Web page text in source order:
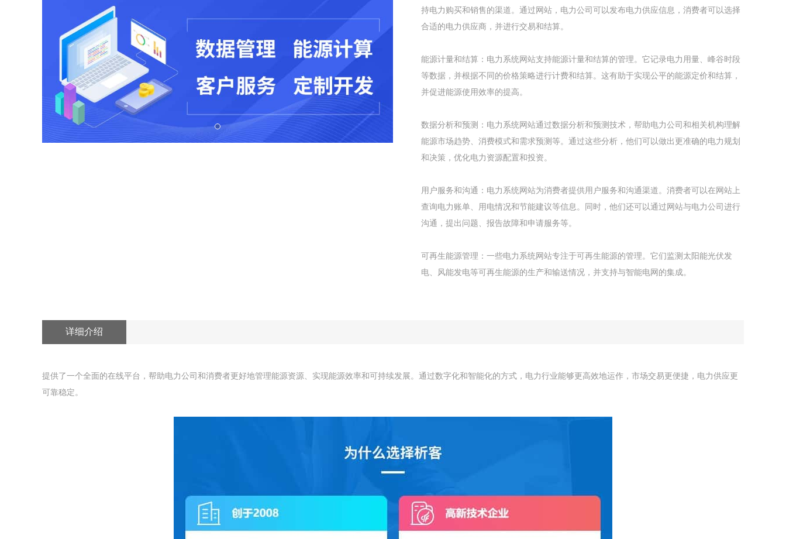
持电力购买和销售的渠道。通过网站，电力公司可以发布电力供应信息，消费者可以选择
合适的电力供应商，并进行交易和结算。
能源计量和结算：电力系统网站支持能源计量和结算的管理。它记录电力用量、峰谷时段
等数据，并根据不同的价格策略进行计费和结算。这有助于实现公平的能源定价和结算，
并促进能源使用效率的提高。
数据分析和预测：电力系统网站通过数据分析和预测技术，帮助电力公司和相关机构理解
能源市场趋势、消费模式和需求预测等。通过这些分析，他们可以做出更准确的电力规划
和决策，优化电力资源配置和投资。
用户服务和沟通：电力系统网站为消费者提供用户服务和沟通渠道。消费者可以在网站上
查询电力账单、用电情况和节能建议等信息。同时，他们还可以通过网站与电力公司进行
沟通，提出问题、报告故障和申请服务等。
可再生能源管理：一些电力系统网站专注于可再生能源的管理。它们监测太阳能光伏发
电、风能发电等可再生能源的生产和输送情况，并支持与智能电网的集成。
详细介绍
提供了一个全面的在线平台，帮助电力公司和消费者更好地管理能源资源、实现能源效率和可持续发展。通过数字化和智能化的方式，电力行业能够更高效地运作，市场交易更便捷，电力供应更
可靠稳定。